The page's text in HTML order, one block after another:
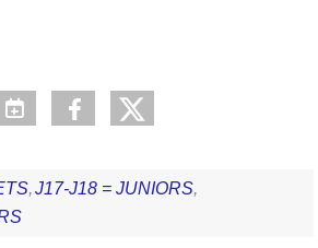
J17-J18 = JUNIORS